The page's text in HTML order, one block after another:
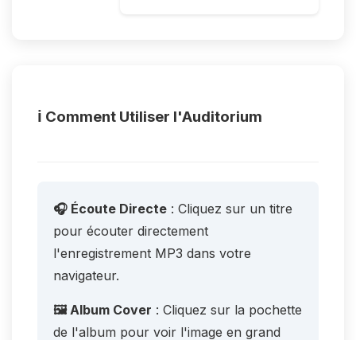
ℹ️ Comment Utiliser l'Auditorium
🎧 Écoute Directe : Cliquez sur un titre
pour écouter directement
l'enregistrement MP3 dans votre
navigateur.
🖼️ Album Cover : Cliquez sur la pochette
de l'album pour voir l'image en grand